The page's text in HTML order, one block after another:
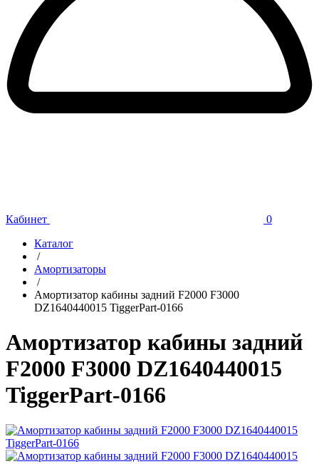
Кабинет
0
Каталог
/
Амортизаторы
/
Амортизатор кабины задний F2000 F3000
DZ1640440015 TiggerPart-0166
Амортизатор кабины задний
F2000 F3000 DZ1640440015
TiggerPart-0166